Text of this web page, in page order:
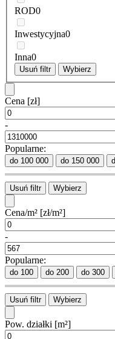
ROD0
Inwestycyjna0
Inna0
Usuń filtr Wybierz
Cena [zł]
-
Popularne:
do 100 000 do 150 000
Usuń filtr Wybierz
Cena/m² [zł/m²]
-
Popularne:
do 100 do 200 do 300
Usuń filtr Wybierz
Pow. działki [m²]